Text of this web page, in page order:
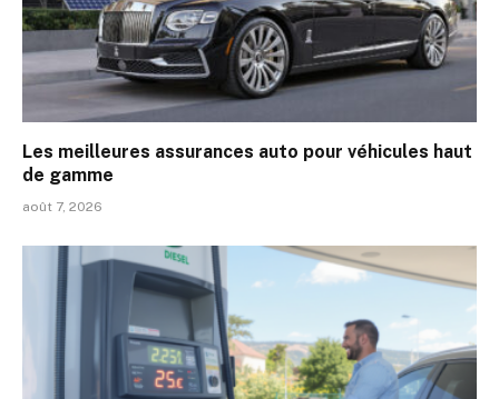
Les meilleures assurances auto pour véhicules haut
de gamme
août 7, 2026